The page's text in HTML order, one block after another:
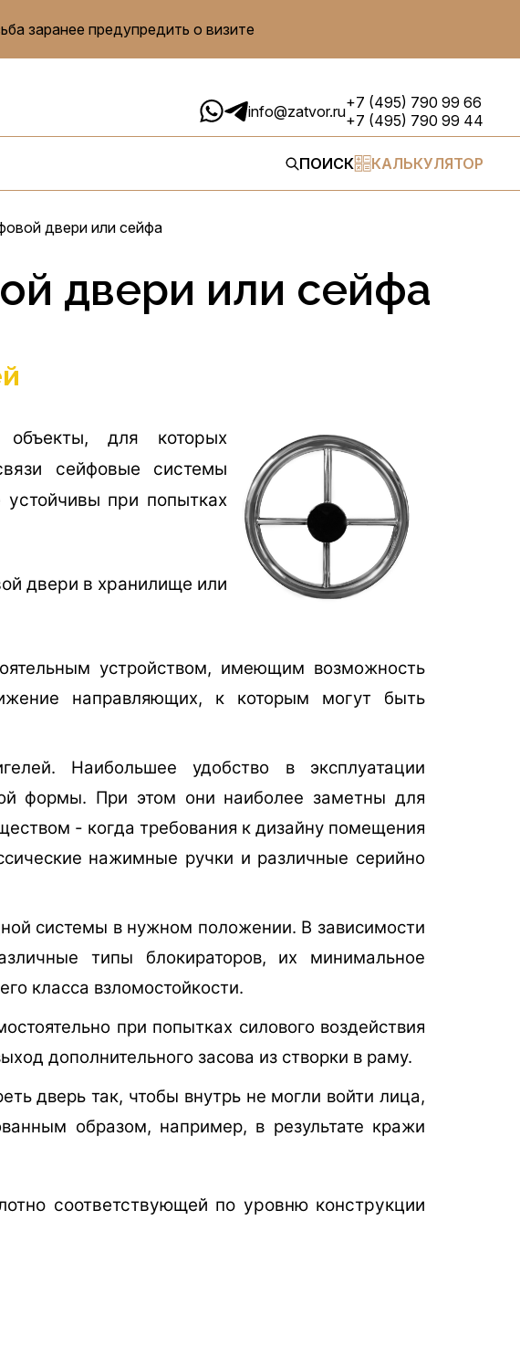
заранее предупредить о визите
info@zatvor.ru+7 (495) 790 99 66
+7 (495) 790 99 44
ПОИСК КАЛЬКУЛЯТОР
двери или сейфа
двери или сейфа
объекты, для которых
сейфовые системы
устойчивы при попытках
двери в хранилище или
устройством, имеющим возможность
направляющих, к которым могут быть
Наибольшее удобство в эксплуатации
формы. При этом они наиболее заметны для
- когда требования к дизайну помещения
нажимные ручки и различные серийно
системы в нужном положении. В зависимости
типы блокираторов, их минимальное
класса взломостойкости.
при попытках силового воздействия
дополнительного засова из створки в раму.
дверь так, чтобы внутрь не могли войти лица,
образом, например, в результате кражи
соответствующей по уровню конструкции